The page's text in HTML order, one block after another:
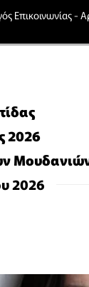
Επικοινωνίας -
2026
2026